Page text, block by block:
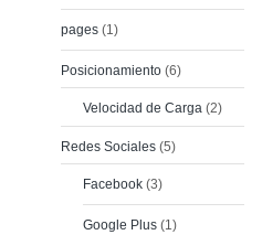
pages (1)
Posicionamiento (6)
Velocidad de Carga (2)
Redes Sociales (5)
Facebook (3)
Google Plus (1)